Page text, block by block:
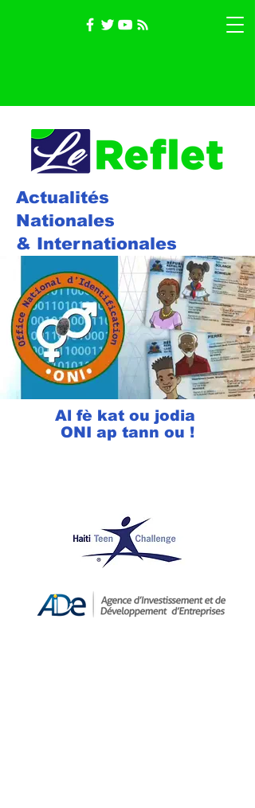
Actualités
Nationales
& Internationales
Al fè kat ou jodia
ONI ap tann ou !